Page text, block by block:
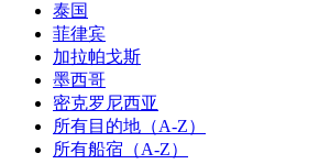
泰国
菲律宾
加拉帕戈斯
墨西哥
密克罗尼西亚
所有目的地（A-Z）
所有船宿（A-Z）